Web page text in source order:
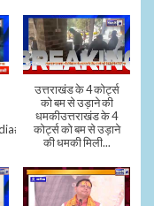
उत्तराखंड के 4 कोर्ट्स
को बम से उड़ाने की
धमकीउत्तराखंड के 4
कोर्ट्स को बम से उड़ाने
की धमकी मिली...